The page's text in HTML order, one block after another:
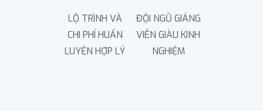
LỘ TRÌNH VÀ
CHI PHÍ HUẤN
LUYỆN HỢP LÝ
ĐỘI NGŨ GIẢNG
VIÊN GIÀU KINH
NGHIỆM